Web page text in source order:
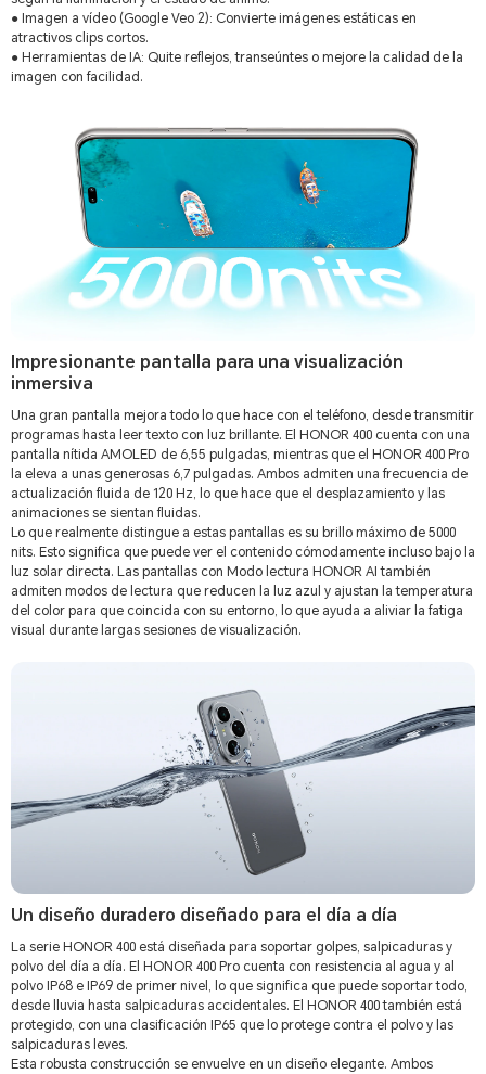
● Imagen a vídeo (Google Veo 2): Convierte imágenes estáticas en
atractivos clips cortos.
● Herramientas de IA: Quite reflejos, transeúntes o mejore la calidad de la
imagen con facilidad.
Impresionante pantalla para una visualización
inmersiva
Una gran pantalla mejora todo lo que hace con el teléfono, desde transmitir
programas hasta leer texto con luz brillante. El HONOR 400 cuenta con una
pantalla nítida AMOLED de 6,55 pulgadas, mientras que el HONOR 400 Pro
la eleva a unas generosas 6,7 pulgadas. Ambos admiten una frecuencia de
actualización fluida de 120 Hz, lo que hace que el desplazamiento y las
animaciones se sientan fluidas.
Lo que realmente distingue a estas pantallas es su brillo máximo de 5000
nits. Esto significa que puede ver el contenido cómodamente incluso bajo la
luz solar directa. Las pantallas con Modo lectura HONOR AI también
admiten modos de lectura que reducen la luz azul y ajustan la temperatura
del color para que coincida con su entorno, lo que ayuda a aliviar la fatiga
visual durante largas sesiones de visualización.
Un diseño duradero diseñado para el día a día
La serie HONOR 400 está diseñada para soportar golpes, salpicaduras y
polvo del día a día. El HONOR 400 Pro cuenta con resistencia al agua y al
polvo IP68 e IP69 de primer nivel, lo que significa que puede soportar todo,
desde lluvia hasta salpicaduras accidentales. El HONOR 400 también está
protegido, con una clasificación IP65 que lo protege contra el polvo y las
salpicaduras leves.
Esta robusta construcción se envuelve en un diseño elegante. Ambos